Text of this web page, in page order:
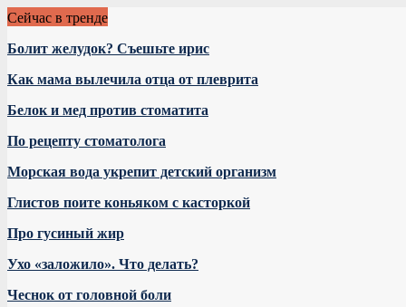
Сейчас в тренде
Болит желудок? Съешьте ирис
Как мама вылечила отца от плеврита
Белок и мед против стоматита
По рецепту стоматолога
Морская вода укрепит детский организм
Глистов поите коньяком с касторкой
Про гусиный жир
Ухо «заложило». Что делать?
Чеснок от головной боли